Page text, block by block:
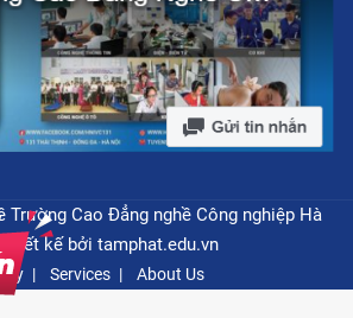
Trường Cao Đẳng nghề Công nghiệp Hà
kế bởi tamphat.edu.vn
Services About Us